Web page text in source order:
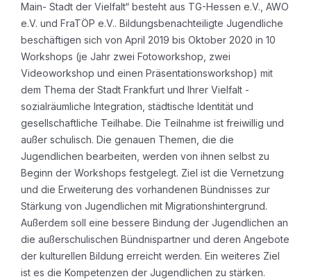
Main- Stadt der Vielfalt“ besteht aus TG-Hessen e.V., AWO
e.V. und FraTÖP e.V.. Bildungsbenachteiligte Jugendliche
beschäftigen sich von April 2019 bis Oktober 2020 in 10
Workshops (je Jahr zwei Fotoworkshop, zwei
Videoworkshop und einen Präsentationsworkshop) mit
dem Thema der Stadt Frankfurt und Ihrer Vielfalt -
sozialräumliche Integration, städtische Identität und
gesellschaftliche Teilhabe. Die Teilnahme ist freiwillig und
außer schulisch. Die genauen Themen, die die
Jugendlichen bearbeiten, werden von ihnen selbst zu
Beginn der Workshops festgelegt. Ziel ist die Vernetzung
und die Erweiterung des vorhandenen Bündnisses zur
Stärkung von Jugendlichen mit Migrationshintergrund.
Außerdem soll eine bessere Bindung der Jugendlichen an
die außerschulischen Bündnispartner und deren Angebote
der kulturellen Bildung erreicht werden. Ein weiteres Ziel
ist es die Kompetenzen der Jugendlichen zu stärken.